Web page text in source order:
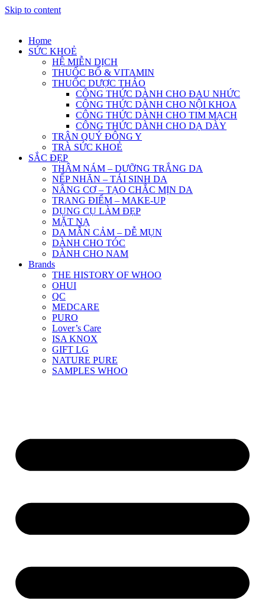
Skip to content
Home
SỨC KHOẺ
HỆ MIỄN DỊCH
THUỐC BỔ & VITAMIN
THUỐC DƯỢC THẢO
CÔNG THỨC DÀNH CHO ĐAU NHỨC
CÔNG THỨC DÀNH CHO NỘI KHOA
CÔNG THỨC DÀNH CHO TIM MẠCH
CÔNG THỨC DÀNH CHO DẠ DÀY
TRÂN QUÝ ĐÔNG Y
TRÀ SỨC KHOẺ
SẮC ĐẸP
THÂM NÁM – DƯỠNG TRẮNG DA
NẾP NHĂN – TÁI SINH DA
NÂNG CƠ – TẠO CHẮC MỊN DA
TRANG ĐIỂM – MAKE-UP
DỤNG CỤ LÀM ĐẸP
MẶT NẠ
DA MẪN CẢM – DỄ MỤN
DÀNH CHO TÓC
DÀNH CHO NAM
Brands
THE HISTORY OF WHOO
OHUI
QC
MEDCARE
PURO
Lover’s Care
ISA KNOX
GIFT LG
NATURE PURE
SAMPLES WHOO